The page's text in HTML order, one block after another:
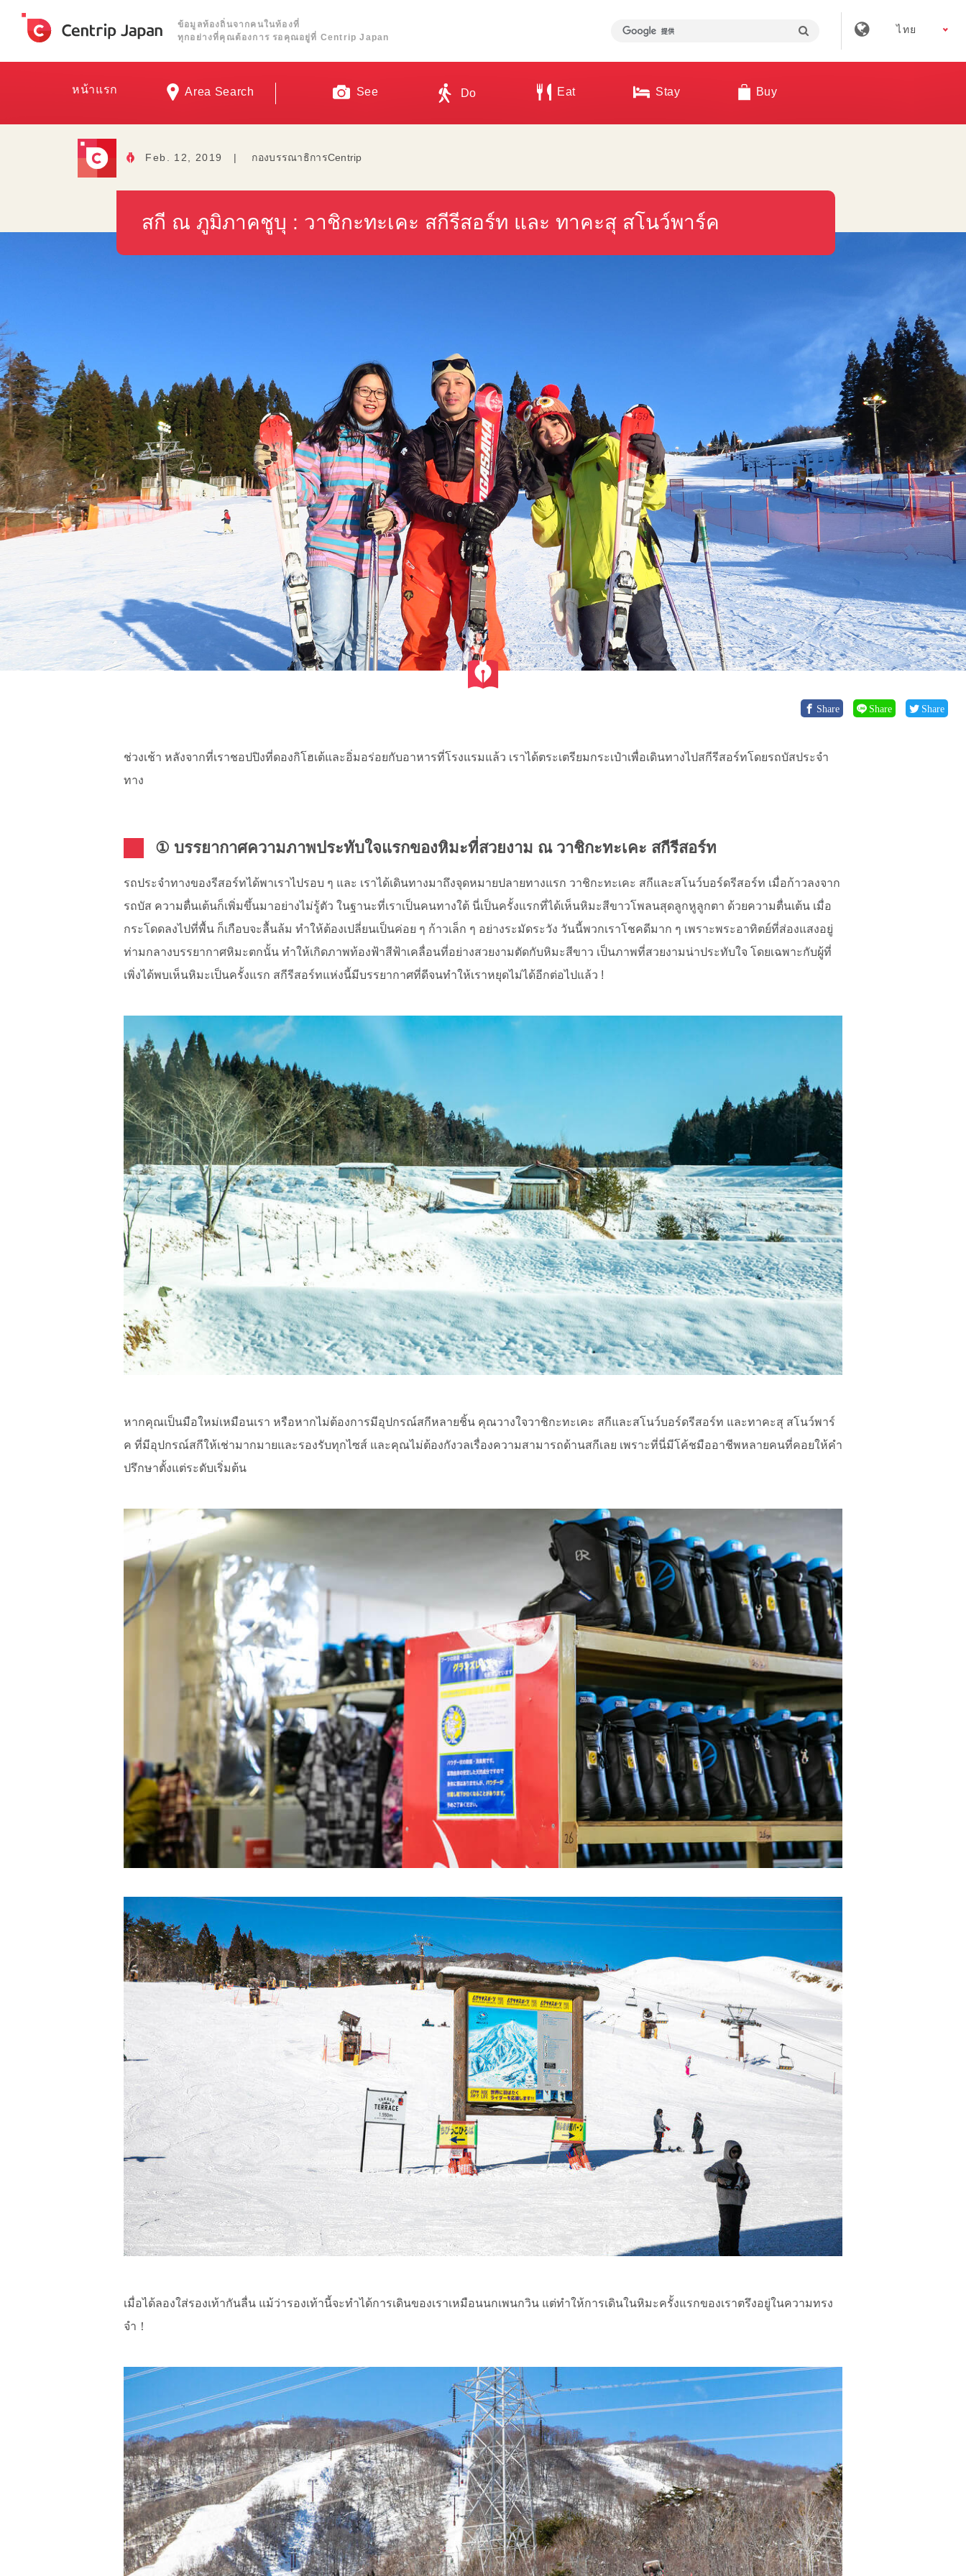
ข้อมูลท้องถิ่นจากคนในท้องที่
ทุกอย่างที่คุณต้องการ รอคุณอยู่ที่ Centrip Japan
ไทย
หน้าแรก Area Search See Do Eat Stay Buy
Feb. 12, 2019 | กองบรรณาธิการCentrip
สกี ณ ภูมิภาคชูบุ : วาชิกะทะเคะ สกีรีสอร์ท และ ทาคะสุ สโนว์พาร์ค
Share Share Share
ช่วงเช้า หลังจากที่เราชอปปิงที่ดองกิโฮเต้และอิ่มอร่อยกับอาหารที่โรงแรมแล้ว เราได้ตระเตรียมกระเป๋าเพื่อเดินทางไปสกีรีสอร์ทโดยรถบัสประจำ
ทาง
① บรรยากาศความภาพประทับใจแรกของหิมะที่สวยงาม ณ วาชิกะทะเคะ สกีรีสอร์ท
รถประจำทางของรีสอร์ทได้พาเราไปรอบ ๆ และ เราได้เดินทางมาถึงจุดหมายปลายทางแรก วาชิกะทะเคะ สกีและสโนว์บอร์ดรีสอร์ท เมื่อก้าวลงจาก
รถบัส ความตื่นเต้นก็เพิ่มขึ้นมาอย่างไม่รู้ตัว ในฐานะที่เราเป็นคนทางใต้ นี่เป็นครั้งแรกที่ได้เห็นหิมะสีขาวโพลนสุดลูกหูลูกตา ด้วยความตื่นเต้น เมื่อ
กระโดดลงไปที่พื้น ก็เกือบจะลื้นล้ม ทำให้ต้องเปลี่ยนเป็นค่อย ๆ ก้าวเล็ก ๆ อย่างระมัดระวัง วันนี้พวกเราโชคดีมาก ๆ เพราะพระอาทิตย์ที่ส่องแสงอยู่
ท่ามกลางบรรยากาศหิมะตกนั้น ทำให้เกิดภาพท้องฟ้าสีฟ้าเคลื่อนที่อย่างสวยงามตัดกับหิมะสีขาว เป็นภาพที่สวยงามน่าประทับใจ โดยเฉพาะกับผู้ที่
เพิ่งได้พบเห็นหิมะเป็นครั้งแรก สกีรีสอร์ทแห่งนี้มีบรรยากาศที่ดีจนทำให้เราหยุดไม่ได้อีกต่อไปแล้ว !
หากคุณเป็นมือใหม่เหมือนเรา หรือหากไม่ต้องการมีอุปกรณ์สกีหลายชิ้น คุณวางใจวาชิกะทะเคะ สกีและสโนว์บอร์ดรีสอร์ท และทาคะสุ สโนว์พาร์
ค ที่มีอุปกรณ์สกีให้เช่ามากมายและรองรับทุกไซส์ และคุณไม่ต้องกังวลเรื่องความสามารถด้านสกีเลย เพราะที่นี่มีโค้ชมืออาชีพหลายคนที่คอยให้คำ
ปรึกษาตั้งแต่ระดับเริ่มต้น
เมื่อได้ลองใส่รองเท้ากันลื่น แม้ว่ารองเท้านี้จะทำได้การเดินของเราเหมือนนกเพนกวิน แต่ทำให้การเดินในหิมะครั้งแรกของเราตรึงอยู่ในความทรง
จำ！